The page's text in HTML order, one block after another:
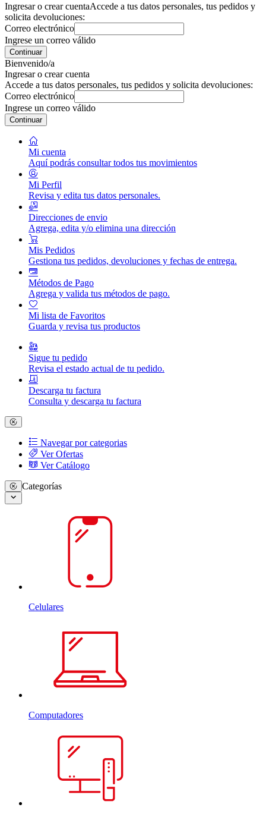
Ingresar o crear cuentaAccede a tus datos personales, tus pedidos y
solicita devoluciones:
Correo electrónico
Ingrese un correo válido
Continuar
Bienvenido/a
Ingresar o crear cuenta
Accede a tus datos personales, tus pedidos y solicita devoluciones:
Correo electrónico
Ingrese un correo válido
Continuar
Mi cuenta
Aquí podrás consultar todos tus movimientos
Mi Perfil
Revisa y edita tus datos personales.
Direcciones de envio
Agrega, edita y/o elimina una dirección
Mis Pedidos
Gestiona tus pedidos, devoluciones y fechas de entrega.
Métodos de Pago
Agrega y valida tus métodos de pago.
Mi lista de Favoritos
Guarda y revisa tus productos
Sigue tu pedido
Revisa el estado actual de tu pedido.
Descarga tu factura
Consulta y descarga tu factura
Navegar por categorias
Ver Ofertas
Ver Catálogo
Categorías
Celulares
Computadores